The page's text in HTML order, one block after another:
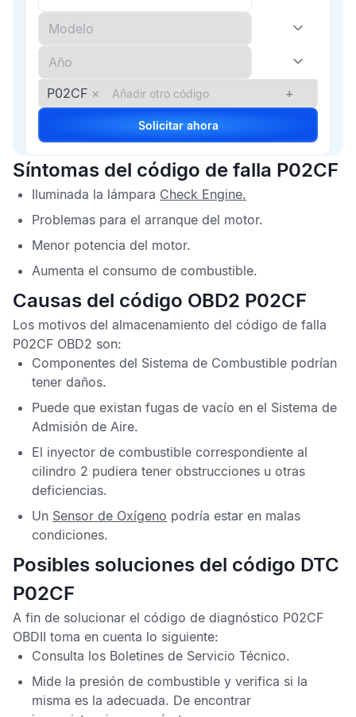
P02CF × +
Solicitar ahora
Síntomas del código de falla P02CF
Iluminada la lámpara Check Engine.
Problemas para el arranque del motor.
Menor potencia del motor.
Aumenta el consumo de combustible.
Causas del código OBD2 P02CF
Los motivos del almacenamiento del código de falla
P02CF OBD2 son:
Componentes del Sistema de Combustible podrían
tener daños.
Puede que existan fugas de vacío en el Sistema de
Admisión de Aire.
El inyector de combustible correspondiente al
cilindro 2 pudiera tener obstrucciones u otras
deficiencias.
Un Sensor de Oxígeno podría estar en malas
condiciones.
Posibles soluciones del código DTC
P02CF
A fin de solucionar el código de diagnóstico P02CF
OBDII toma en cuenta lo siguiente:
Consulta los Boletines de Servicio Técnico.
Mide la presión de combustible y verifica si la
misma es la adecuada. De encontrar